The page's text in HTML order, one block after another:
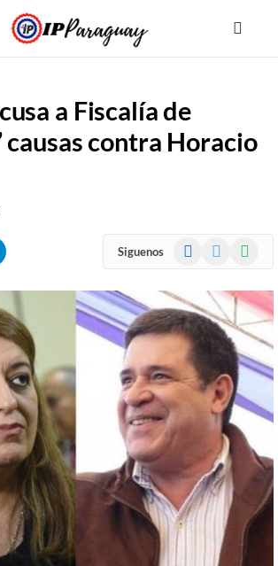
a Fiscalía de
causas contra Horacio
Siguenos Facebook